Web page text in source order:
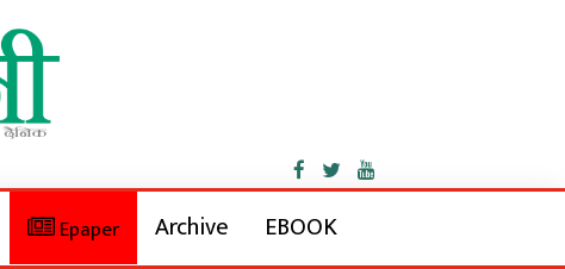
Epaper Archive EBOOK